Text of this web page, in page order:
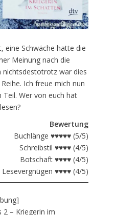
eine Schwäche hatte die
Meinung nach die
war dies
Ich freue mich nun
Wer von euch hat
Bewertung
Buchlänge ♥♥♥♥♥ (5/5)
Schreibstil ♥♥♥♥ (4/5)
Botschaft ♥♥♥♥ (4/5)
Lesevergnügen ♥♥♥♥ (4/5)
2 – Kriegerin im